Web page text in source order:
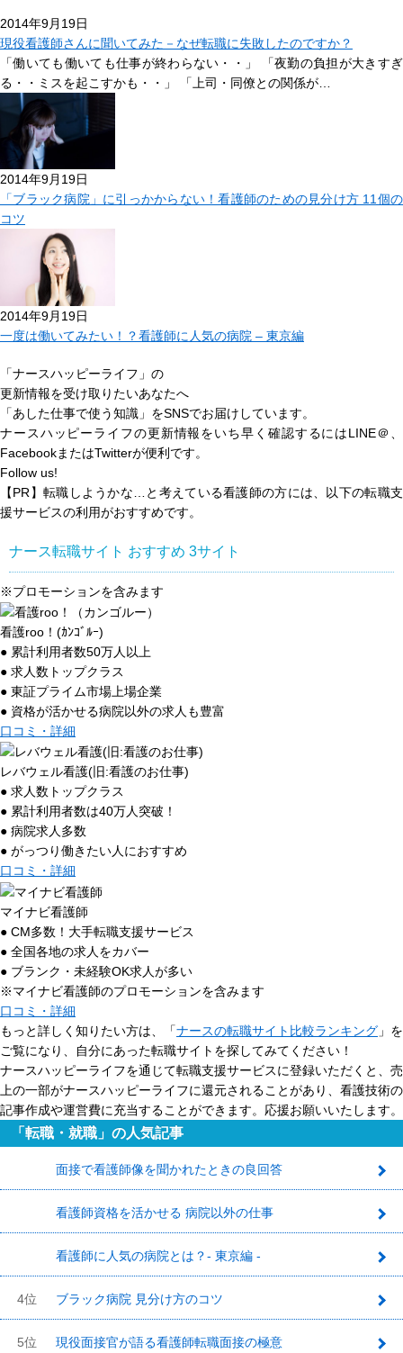
2014年9月19日
現役看護師さんに聞いてみた－なぜ転職に失敗したのですか？
「働いても働いても仕事が終わらない・・」 「夜勤の負担が大きすぎ
る・・ミスを起こすかも・・」 「上司・同僚との関係が…
2014年9月19日
「ブラック病院」に引っかからない！看護師のための見分け方 11個の
コツ
2014年9月19日
一度は働いてみたい！？看護師に人気の病院 – 東京編
「ナースハッピーライフ」の
更新情報を受け取りたいあなたへ
「あした仕事で使う知識」 をSNSでお届けしています。
ナースハッピーライフの更新情報をいち早く確認するにはLINE＠、
FacebookまたはTwitterが便利です。
Follow us!
【PR】転職しようかな…と考えている看護師の方には、以下の転職支
援サービスの利用がおすすめです。
ナース転職サイト おすすめ 3サイト
※プロモーションを含みます
看護roo！(ｶﾝｺﾞﾙｰ)
● 累計利用者数50万人以上
● 求人数トップクラス
● 東証プライム市場上場企業
● 資格が活かせる病院以外の求人も豊富
口コミ・詳細
レバウェル看護(旧:看護のお仕事)
● 求人数トップクラス
● 累計利用者数は40万人突破！
● 病院求人多数
● がっつり働きたい人におすすめ
口コミ・詳細
マイナビ看護師
● CM多数！大手転職支援サービス
● 全国各地の求人をカバー
● ブランク・未経験OK求人が多い
※マイナビ看護師のプロモーションを含みます
口コミ・詳細
もっと詳しく知りたい方は、「ナースの転職サイト比較ランキング 」を
ご覧になり、自分にあった転職サイトを探してみてください！
ナースハッピーライフを通じて転職支援サービスに登録いただくと、売
上の一部がナースハッピーライフに還元されることがあり、看護技術の
記事作成や運営費に充当することができます。応援お願いいたします。
「転職・就職」の人気記事
面接で看護師像を聞かれたときの良回答
看護師資格を活かせる 病院以外の仕事
看護師に人気の病院とは？- 東京編 -
4位 ブラック病院 見分け方のコツ
5位 現役面接官が語る看護師転職面接の極意